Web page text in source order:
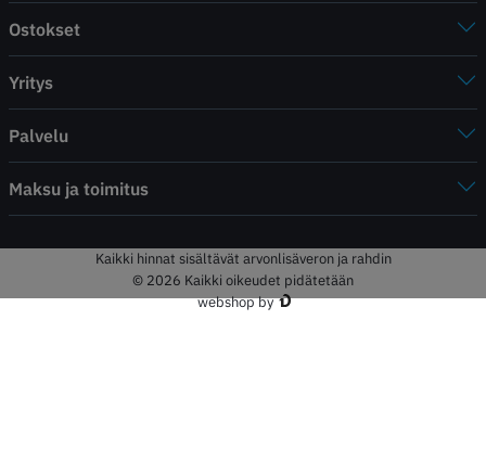
Ostokset
Yritys
Palvelu
Maksu ja toimitus
Kaikki hinnat sisältävät arvonlisäveron ja rahdin
© 2026 Kaikki oikeudet pidätetään
webshop by